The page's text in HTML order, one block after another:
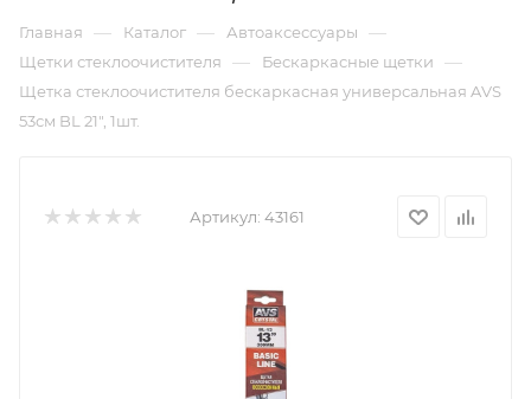
Главная — Каталог — Автоаксессуары —
Щетки стеклоочистителя — Бескаркасные щетки —
Щетка стеклоочистителя бескаркасная универсальная AVS
53см BL 21", 1шт.
Артикул: 43161